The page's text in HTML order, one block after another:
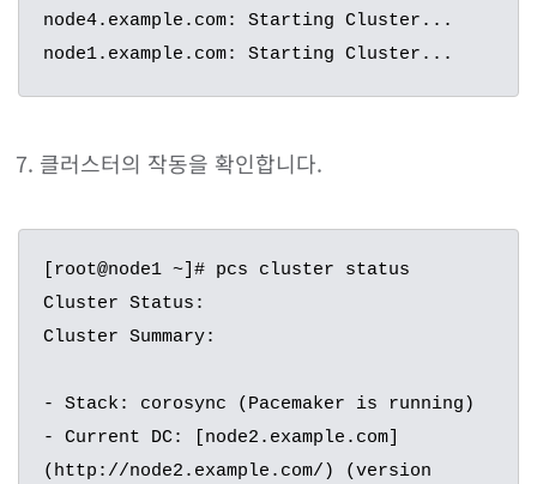
node4.example.com: Starting Cluster...
node1.example.com: Starting Cluster...
클러스터의 작동을 확인합니다.
[root@node1 ~]# pcs cluster status
Cluster Status:
Cluster Summary:
- Stack: corosync (Pacemaker is running)
- Current DC: [node2.example.com]
(http://node2.example.com/) (version